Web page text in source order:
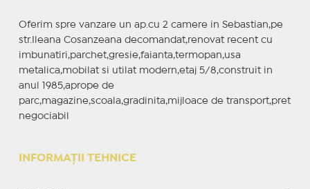
Oferim spre vanzare un ap.cu 2 camere in Sebastian,pe
str.Ileana Cosanzeana decomandat,renovat recent cu
imbunatiri,parchet,gresie,faianta,termopan,usa
metalica,mobilat si utilat modern,etaj 5/8,construit in
anul 1985,aprope de
parc,magazine,scoala,gradinita,mijloace de transport,pret
negociabil
INFORMAȚII TEHNICE